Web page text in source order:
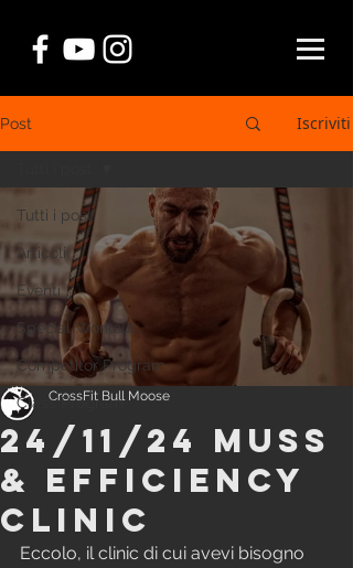
Post Iscriviti
Tutti i post
Articoli
Eventi
Special Workout
Competitor Program
Class Program
24/11/24 MUSS
& EFFICIENCY
CLINIC
CrossFit Bull Moose
Eccolo, il clinic di cui avevi bisogno